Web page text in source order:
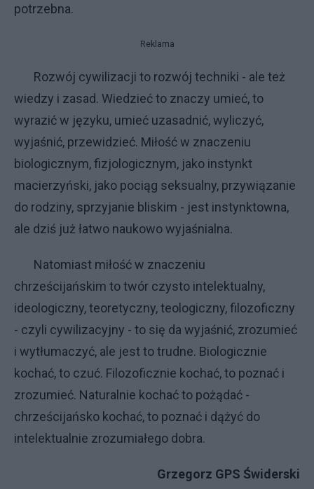
potrzebna.
Reklama
Rozwój cywilizacji to rozwój techniki - ale też
wiedzy i zasad. Wiedzieć to znaczy umieć, to
wyrazić w języku, umieć uzasadnić, wyliczyć,
wyjaśnić, przewidzieć. Miłość w znaczeniu
biologicznym, fizjologicznym, jako instynkt
macierzyński, jako pociąg seksualny, przywiązanie
do rodziny, sprzyjanie bliskim - jest instynktowna,
ale dziś już łatwo naukowo wyjaśnialna.
Natomiast miłość w znaczeniu
chrześcijańskim to twór czysto intelektualny,
ideologiczny, teoretyczny, teologiczny, filozoficzny
- czyli cywilizacyjny - to się da wyjaśnić, zrozumieć
i wytłumaczyć, ale jest to trudne. Biologicznie
kochać, to czuć. Filozoficznie kochać, to poznać i
zrozumieć. Naturalnie kochać to pożądać -
chrześcijańsko kochać, to poznać i dążyć do
intelektualnie zrozumiałego dobra.
Grzegorz GPS Świderski